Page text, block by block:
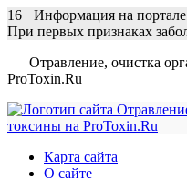
16+ Информация на портале
При первых признаках
Отравление, очистка
ProToxin.Ru
Карта сайта
О сайте